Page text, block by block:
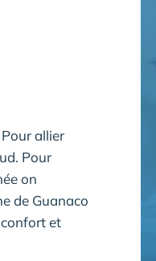
allier
Pour
on
de Guanaco
et